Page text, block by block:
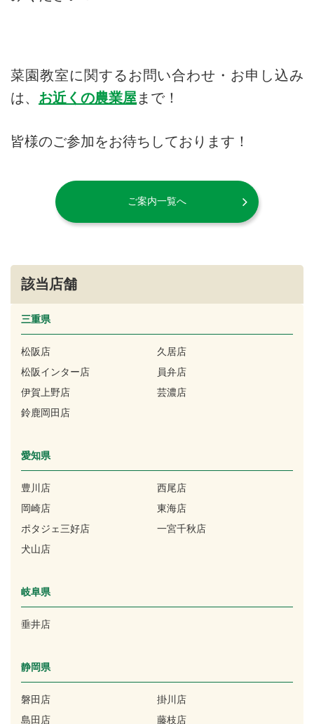
菜園教室に関するお問い合わせ・お申し込み
は、 お近くの農業屋 まで！
皆様のご参加をお待ちしております！
ご案内一覧へ
該当店舗
三重県
松阪店
久居店
松阪インター店
員弁店
伊賀上野店
芸濃店
鈴鹿岡田店
愛知県
豊川店
西尾店
岡崎店
東海店
ポタジェ三好店
一宮千秋店
犬山店
岐阜県
垂井店
静岡県
磐田店
掛川店
島田店
藤枝店